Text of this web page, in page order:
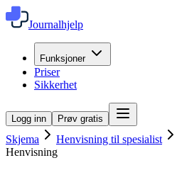
Journalhjelp
Funksjoner
Priser
Sikkerhet
Logg inn Prøv gratis
Skjema Henvisning til spesialist
Henvisning